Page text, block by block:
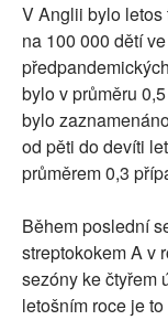
V Anglii bylo letos
na 100 000 dětí
bylo v průměru
bylo
od pěti do devíti
průměrem 0,3
Během poslední
streptokokem A v
sezóny ke čtyřem
letošním roce je